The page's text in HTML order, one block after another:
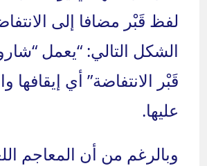
لفظ قَبْر مضافا إلى
الشكل التالي: “يعمل
قَبْر الانتفاضة” أي إيقافها
عليها.
وبالرغم من أن المعاجم